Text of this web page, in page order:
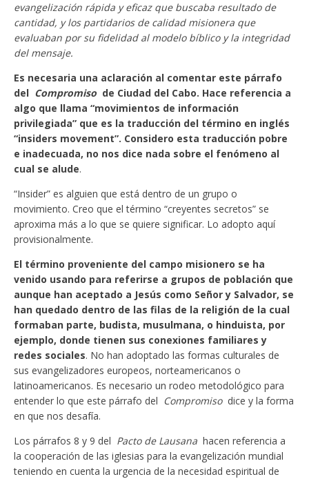
evangelización rápida y eficaz que buscaba resultado de
cantidad, y los partidarios de calidad misionera que
evaluaban por su fidelidad al modelo bíblico y la integridad
del mensaje.
Es necesaria una aclaración al comentar este párrafo
del Compromiso de Ciudad del Cabo. Hace referencia a
algo que llama “movimientos de información
privilegiada” que es la traducción del término en inglés
“insiders movement”. Considero esta traducción pobre
e inadecuada, no nos dice nada sobre el fenómeno al
cual se alude.
“Insider” es alguien que está dentro de un grupo o
movimiento. Creo que el término “creyentes secretos” se
aproxima más a lo que se quiere significar. Lo adopto aquí
provisionalmente.
El término proveniente del campo misionero se ha
venido usando para referirse a grupos de población que
aunque han aceptado a Jesús como Señor y Salvador, se
han quedado dentro de las filas de la religión de la cual
formaban parte, budista, musulmana, o hinduista, por
ejemplo, donde tienen sus conexiones familiares y
redes sociales. No han adoptado las formas culturales de
sus evangelizadores europeos, norteamericanos o
latinoamericanos. Es necesario un rodeo metodológico para
entender lo que este párrafo del Compromisodice y la forma
en que nos desafía.
Los párrafos 8 y 9 del Pacto de Lausana hacen referencia a
la cooperación de las iglesias para la evangelización mundial
teniendo en cuenta la urgencia de la necesidad espiritual de